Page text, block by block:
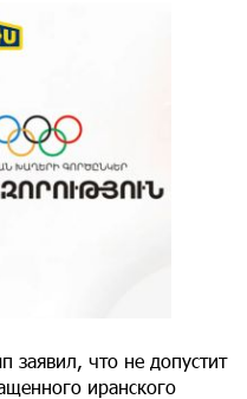
что не допустит
иранского